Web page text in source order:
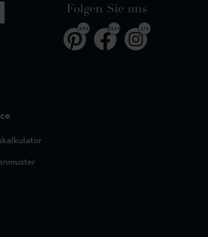
Folgen Sie uns
4,9 k 32,5 k 3,1 k